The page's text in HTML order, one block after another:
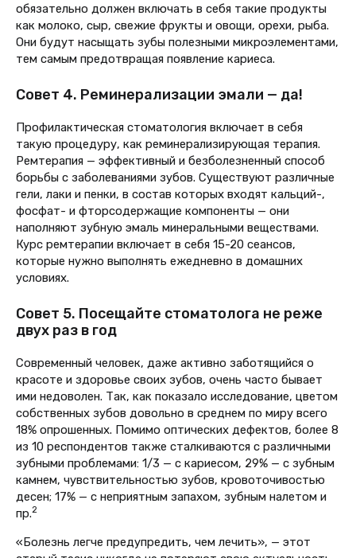
обязательно должен включать в себя такие продукты
как молоко, сыр, свежие фрукты и овощи, орехи, рыба.
Они будут насыщать зубы полезными микроэлементами,
тем самым предотвращая появление кариеса.
Совет 4. Реминерализации эмали — да!
Профилактическая стоматология включает в себя
такую процедуру, как реминерализирующая терапия.
Ремтерапия — эффективный и безболезненный способ
борьбы с заболеваниями зубов. Существуют различные
гели, лаки и пенки, в состав которых входят кальций-,
фосфат- и фторсодержащие компоненты — они
наполняют зубную эмаль минеральными веществами.
Курс ремтерапии включает в себя 15-20 сеансов,
которые нужно выполнять ежедневно в домашних
условиях.
Совет 5. Посещайте стоматолога не реже
двух раз в год
Современный человек, даже активно заботящийся о
красоте и здоровье своих зубов, очень часто бывает
ими недоволен. Так, как показало исследование, цветом
собственных зубов довольно в среднем по миру всего
18% опрошенных. Помимо оптических дефектов, более 8
из 10 респондентов также сталкиваются с различными
зубными проблемами: 1/3 — с кариесом, 29% — с зубным
камнем, чувствительностью зубов, кровоточивостью
десен; 17% — с неприятным запахом, зубным налетом и
пр.2
«Болезнь легче предупредить, чем лечить», — этот